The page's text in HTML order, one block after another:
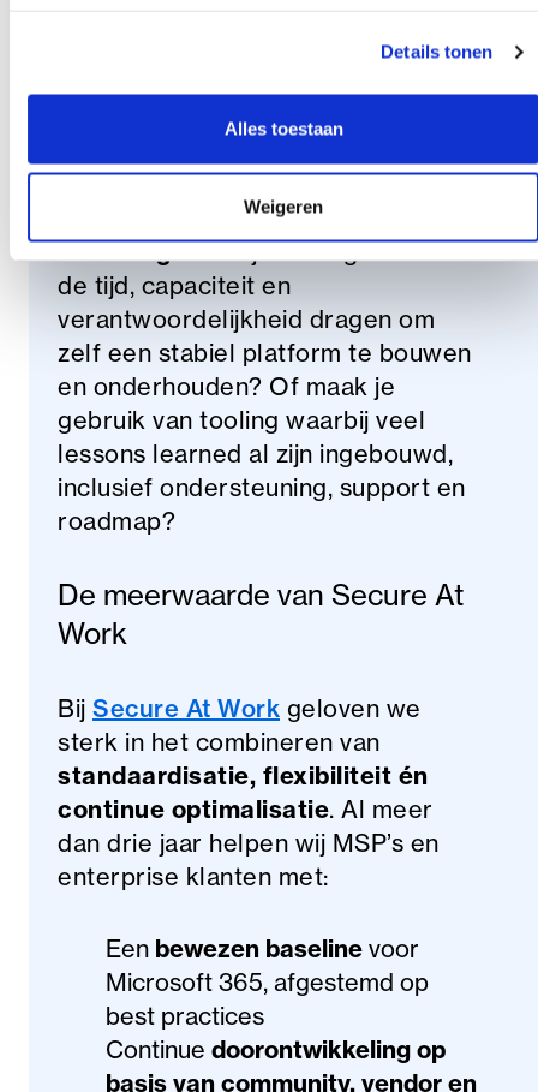
Details tonen
Alles toestaan
Weigeren
personeelswisselingen
Daarom is het belangrijk om
af te wegen: wil je als organisatie
de tijd, capaciteit en
verantwoordelijkheid dragen om
zelf een stabiel platform te bouwen
en onderhouden? Of maak je
gebruik van tooling waarbij veel
lessons learned al zijn ingebouwd,
inclusief ondersteuning, support en
roadmap?
De meerwaarde van Secure At
Work
Bij Secure At Work geloven we
sterk in het combineren van
standaardisatie, flexibiliteit én
continue optimalisatie. Al meer
dan drie jaar helpen wij MSP’s en
enterprise klanten met:
Een bewezen baseline voor
Microsoft 365, afgestemd op
best practices
Continue doorontwikkeling op
basis van community, vendor en